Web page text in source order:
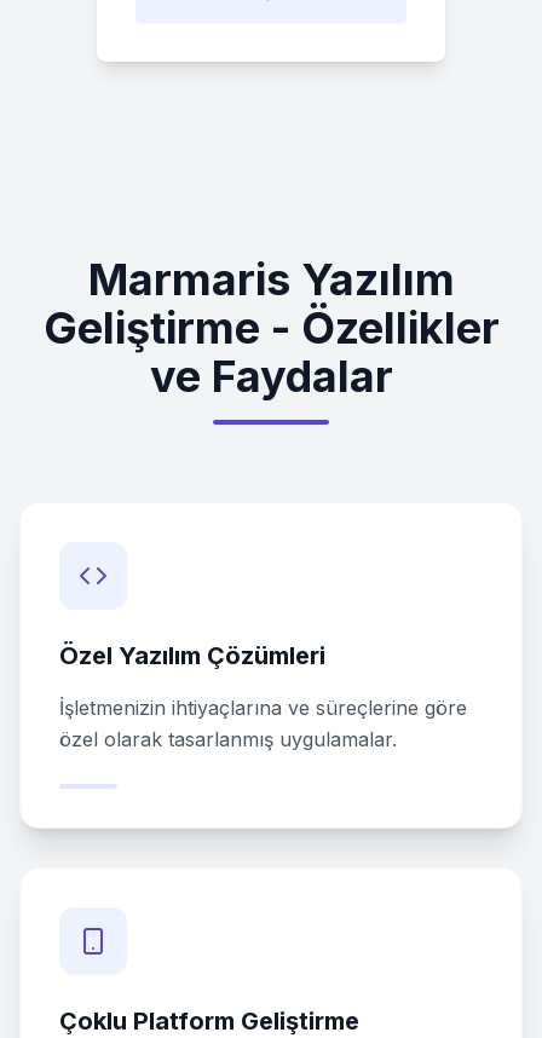
Marmaris Yazılım
Geliştirme - Özellikler
ve Faydalar
Özel Yazılım Çözümleri
İşletmenizin ihtiyaçlarına ve süreçlerine göre
özel olarak tasarlanmış uygulamalar.
Çoklu Platform Geliştirme